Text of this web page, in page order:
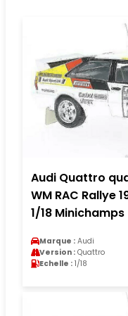
Audi Quattro
WM RAC Rallye
1/18 Minichamps
Marque : Audi
Version : Quattro
Echelle : 1/18